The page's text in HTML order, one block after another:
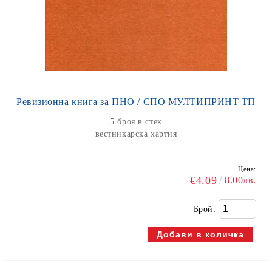
Ревизионна книга за ПНО / СПО МУЛТИПРИНТ ТП
5 броя в стек
вестникарска хартия
Цена:
€4.09 8.00лв.
Брой: